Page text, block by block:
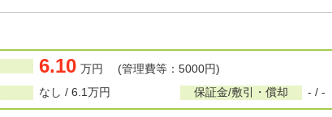
6.10 万円 (管理費等：5000円)
なし / 6.1万円 保証金/敷引・償却 - / -